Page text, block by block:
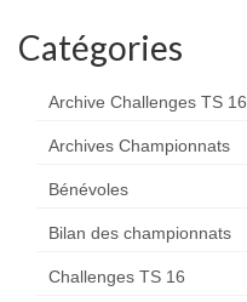
Catégories
Archive Challenges TS 16
Archives Championnats
Bénévoles
Bilan des championnats
Challenges TS 16